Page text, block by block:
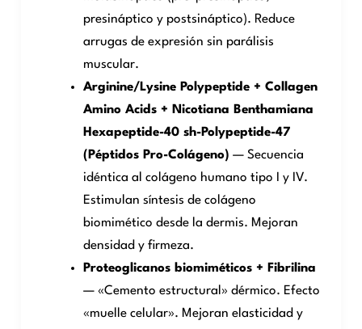
presináptico y postsináptico). Reduce
arrugas de expresión sin parálisis
muscular.
Arginine/Lysine Polypeptide + Collagen
Amino Acids + Nicotiana Benthamiana
Hexapeptide-40 sh-Polypeptide-47
(Péptidos Pro-Colágeno) — Secuencia
idéntica al colágeno humano tipo I y IV.
Estimulan síntesis de colágeno
biomimético desde la dermis. Mejoran
densidad y firmeza.
Proteoglicanos biomiméticos + Fibrilina
— «Cemento estructural» dérmico. Efecto
«muelle celular». Mejoran elasticidad y